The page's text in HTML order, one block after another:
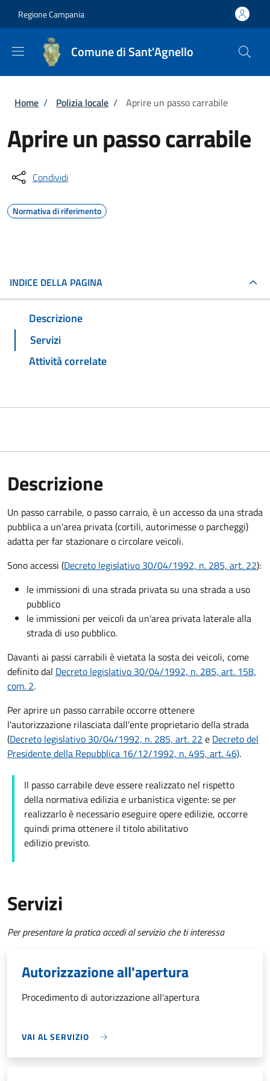
Regione Campania
Comune di Sant'Agnello
Briciole di pane
Home / Polizia locale / Aprire un passo carrabile
Aprire un passo carrabile
Condividi
Normativa di riferimento
INDICE DELLA PAGINA
Descrizione
Servizi
Attività correlate
Descrizione
Un passo carrabile, o passo carraio, è un accesso da una strada
pubblica a un'area privata (cortili, autorimesse o parcheggi)
adatta per far stazionare o circolare veicoli.
Sono accessi (Decreto legislativo 30/04/1992, n. 285, art. 22):
le immissioni di una strada privata su una strada a uso
pubblico
le immissioni per veicoli da un'area privata laterale alla
strada di uso pubblico.
Davanti ai passi carrabili è vietata la sosta dei veicoli, come
definito dal Decreto legislativo 30/04/1992, n. 285, art. 158,
com. 2.
Per aprire un passo carrabile occorre ottenere
l'autorizzazione rilasciata dall'ente proprietario della strada
(Decreto legislativo 30/04/1992, n. 285, art. 22 e Decreto del
Presidente della Repubblica 16/12/1992, n. 495, art. 46).
Il passo carrabile deve essere realizzato nel rispetto
della normativa edilizia e urbanistica vigente: se per
realizzarlo è necessario eseguire opere edilizie, occorre
quindi prima ottenere il titolo abilitativo
edilizio previsto.
Servizi
Per presentare la pratica accedi al servizio che ti interessa
Autorizzazione all'apertura
Procedimento di autorizzazione all'apertura
VAI AL SERVIZIO